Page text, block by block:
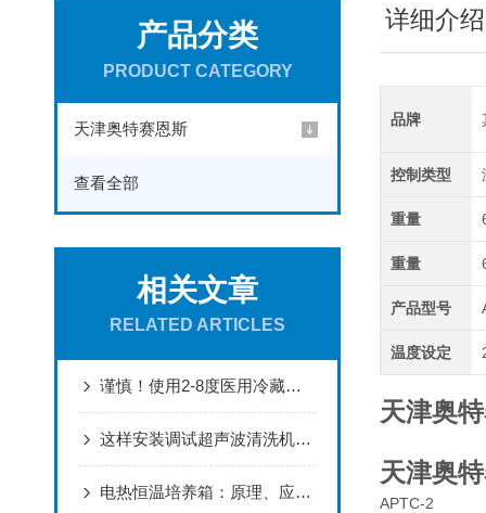
产品分类
PRODUCT CATEGORY
天津奥特赛恩斯
查看全部
相关文章
RELATED ARTICLES
谨慎！使用2-8度医用冷藏箱需要注意这些
这样安装调试超声波清洗机，才能保证清洗效果
电热恒温培养箱：原理、应用与维护全解析
详细介绍
品牌
控制类型
重量
重量
产品型号
温度设定
天津奥
天津奥
APTC-2